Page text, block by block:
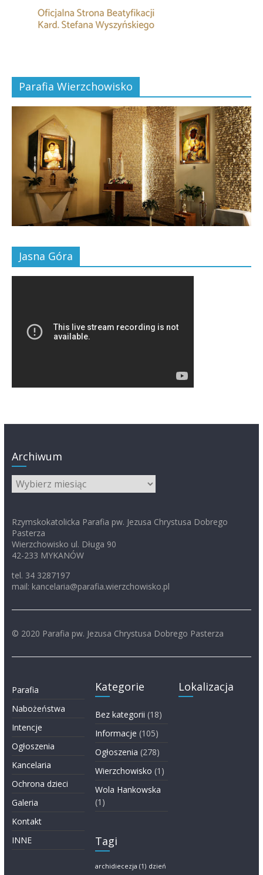
Parafia Wierzchowisko
Jasna Góra
Archiwum
Archiwum
Rzymskokatolicka Parafia pw. Jezusa Chrystusa Dobrego
Pasterza
Wierzchowisko ul. Długa 90
42-233 MYKANÓW
tel. 34 3287197
mail: kancelaria@parafia.wierzchowisko.pl
© 2020 Parafia pw. Jezusa Chrystusa Dobrego Pasterza
Parafia
Nabożeństwa
Intencje
Ogłoszenia
Kancelaria
Ochrona dzieci
Galeria
Kontakt
INNE
Kategorie
Bez kategorii (18)
Informacje (105)
Ogłoszenia (278)
Wierzchowisko (1)
Wola Hankowska
(1)
Tagi
archidiecezja (1) dzień
Lokalizacja